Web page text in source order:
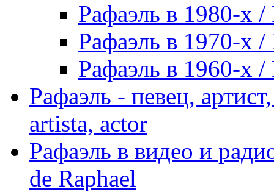
Рафаэль в 1980-х /
Рафаэль в 1970-х /
Рафаэль в 1960-х /
Рафаэль - певец,
artista, actor
Рафаэль в видео и
de Raphael